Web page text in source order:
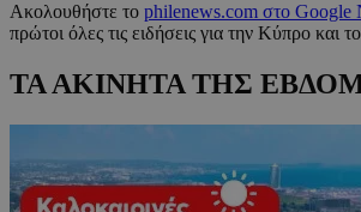
Ακολουθήστε το philenews.com στο Google
πρώτοι όλες τις ειδήσεις για την Κύπρο και
ΤΑ ΑΚΙΝΗΤΑ ΤΗΣ